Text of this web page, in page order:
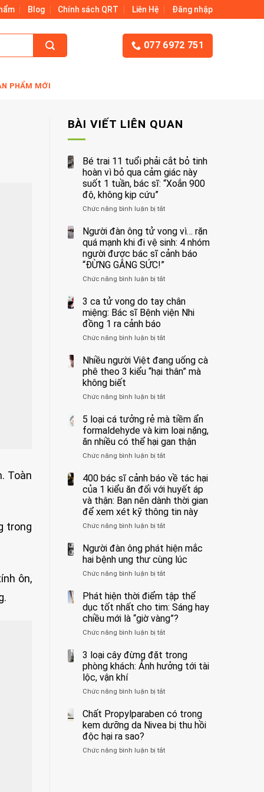
Blog Chính sách QRT Liên Hệ Đăng nhập
077 6972 751
PHẨM MỚI
Toàn
trong
ôn,
BÀI VIẾT LIÊN QUAN
Bé trai 11 tuổi phải cắt bỏ tinh
hoàn vì bỏ qua cảm giác này
suốt 1 tuần, bác sĩ: “Xoắn 900
độ, không kịp cứu”
Chức năng bình luận bị tắtở
trai
11
tuổi
phải
bỏ
hoàn
vì
bỏ
cảm
này
suốt
bác
“Xoắn
900
độ,
không
kịp
Người đàn ông tử vong vì… rặn
quá mạnh khi đi vệ sinh: 4 nhóm
người được bác sĩ cảnh báo
“ĐỪNG GẮNG SỨC!”
Chức năng bình luận bị tắtở
đàn
ông
vì…
quá
mạnh
vệ
4
nhóm
người
được
bác
cảnh
báo
“ĐỪNG
GẮNG
SỨC!”
3 ca tử vong do tay chân
miệng: Bác sĩ Bệnh viện Nhi
đồng 1 ra cảnh báo
Chức năng bình luận bị tắtở
ca
tử
tay
miệng:
Bác
Bệnh
viện
đồng
1
ra
cảnh
báo
Nhiều người Việt đang uống cà
phê theo 3 kiểu “hại thân” mà
không biết
Chức năng bình luận bị tắtở
người
Việt
đang
uống
cà
theo
3
kiểu
“hại
thân”
mà
biết
5 loại cá tưởng rẻ mà tiềm ẩn
formaldehyde và kim loại nặng,
ăn nhiều có thể hại gan thận
Chức năng bình luận bị tắtở
loại
cá
tưởng
rẻ
mà
tiềm
formaldehyde
kim
loại
ăn
nhiều
có
thể
hại
thận
400 bác sĩ cảnh báo về tác hại
của 1 kiểu ăn đối với huyết áp
và thận: Bạn nên dành thời gian
để xem xét kỹ thông tin này
Chức năng bình luận bị tắtở
bác
cảnh
báo
tác
hại
của
1
kiểu
đối
với
và
Bạn
nên
Người đàn ông phát hiện mắc
hai bệnh ung thư cùng lúc
Chức năng bình luận bị tắtở
đàn
ông
phát
hiện
mắc
bệnh
ung
lúc
Phát hiện thời điểm tập thể
dục tốt nhất cho tim: Sáng hay
chiều mới là “giờ vàng”?
Chức năng bình luận bị tắtở
hiện
thời
điểm
thể
tốt
nhất
cho
Sáng
3 loại cây đừng đặt trong
phòng khách: Ảnh hưởng tới tài
lộc, vận khí
Chức năng bình luận bị tắtở
loại
cây
đừng
trong
Chất Propylparaben có trong
kem dưỡng da Nivea bị thu hồi
độc hại ra sao?
Chức năng bình luận bị tắtở